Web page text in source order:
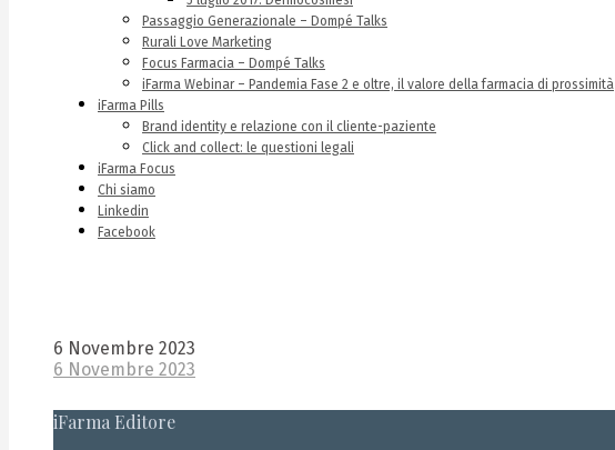
Passaggio Generazionale – Dompé Talks
Rurali Love Marketing
Focus Farmacia – Dompé Talks
iFarma Webinar – Pandemia Fase 2 e oltre, il valore della farmacia di prossimità
iFarma Pills
Brand identity e relazione con il cliente-paziente
Click and collect: le questioni legali
iFarma Focus
Chi siamo
Linkedin
Facebook
6 Novembre 2023
6 Novembre 2023
iFarma Editore